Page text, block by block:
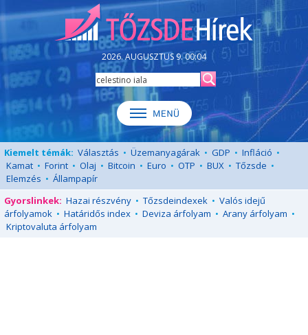
2026. AUGUSZTUS 9. 00:04
Kiemelt témák: Választás • Üzemanyagárak • GDP • Infláció •
Kamat • Forint • Olaj • Bitcoin • Euro • OTP • BUX • Tőzsde •
Elemzés • Állampapír
Gyorslinkek: Hazai részvény • Tőzsdeindexek • Valós idejű
árfolyamok • Határidős index • Deviza árfolyam • Arany árfolyam •
Kriptovaluta árfolyam